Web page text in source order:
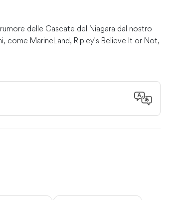
delle Cascate del Niagara dal nostro
come MarineLand, Ripley's Believe It or Not,
con gli Stati Uniti è a soli 5 minuti di
passano ogni ora. Sarò disponibile anch'io